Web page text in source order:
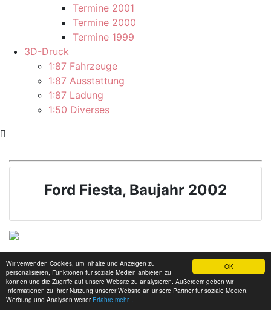
OK
Wir verwenden Cookies, um Inhalte und Anzeigen zu
personalisieren, Funktionen für soziale Medien anbieten zu
können und die Zugriffe auf unsere Website zu analysieren. Außerdem geben wir
Informationen zu Ihrer Nutzung unserer Website an unsere Partner für soziale Medien,
Werbung und Analysen weiter Erfahre mehr...
Termine 2001
Termine 2000
Termine 1999
3D-Druck
1:87 Fahrzeuge
1:87 Ausstattung
1:87 Ladung
1:50 Diverses
Ford Fiesta, Baujahr 2002
Das Original (Zum Vorbild-Bericht)